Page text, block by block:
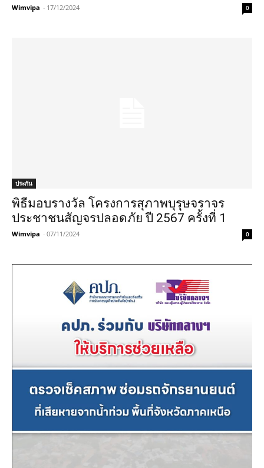
Wimvipa - 17/12/2024 0
ประกัน
พิธีมอบรางวัล โครงการสุภาพบุรุษจราจร
ประชาชนสัญจรปลอดภัย ปี 2567 ครั้งที่ 1
Wimvipa - 07/11/2024 0